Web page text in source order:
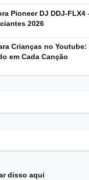
Pioneer DJ DDJ-FLX4
2026
Crianças no Youtube:
em Cada Canção
disso aqui